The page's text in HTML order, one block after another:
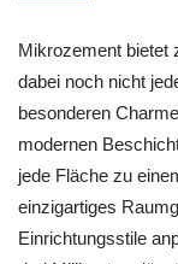
Mikrozement bietet
dabei noch nicht
besonderen
modernen
jede Fläche zu
einzigartiges
Einrichtungsstile